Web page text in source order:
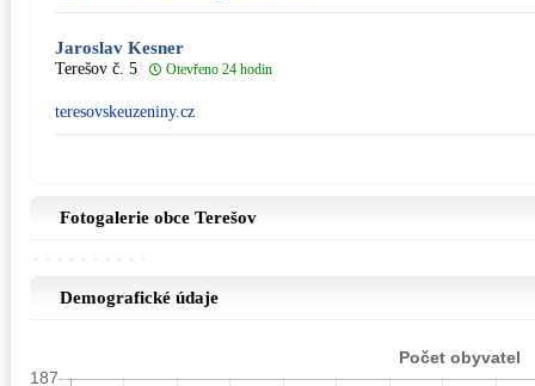
Jaroslav Kesner
Terešov č. 5 Otevřeno 24 hodin
teresovskeuzeniny.cz
Fotogalerie obce Terešov
Demografické údaje